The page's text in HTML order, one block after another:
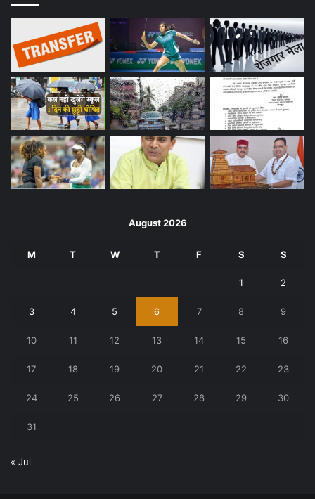
August 2026
M T W T F S S
1 2
3 4 5 6 7 8 9
10 11 12 13 14 15 16
17 18 19 20 21 22 23
24 25 26 27 28 29 30
31
« Jul